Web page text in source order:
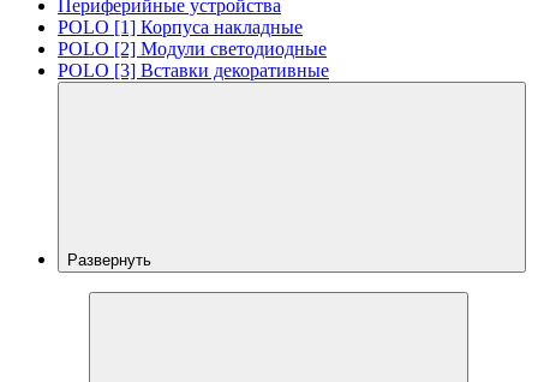
Периферийные устройства
POLO [1] Корпуса накладные
POLO [2] Модули светодиодные
POLO [3] Вставки декоративные
Развернуть